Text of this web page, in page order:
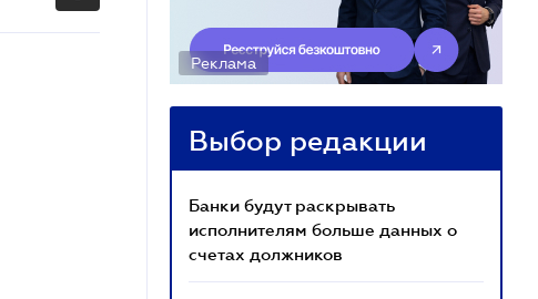
Реклама
Выбор редакции
Банки будут раскрывать
исполнителям больше данных о
счетах должников